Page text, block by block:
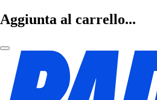
Aggiunta al carrello...